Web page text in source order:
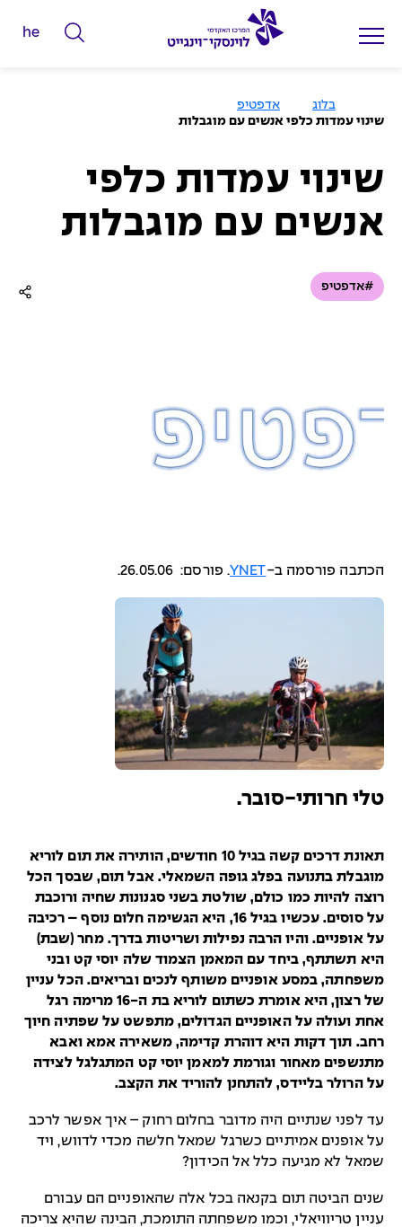
ה
ל
י
ם
he
ו
ב
י
בלוג
אדפטיפ
שינוי עמדות כלפי אנשים עם מוגבלות
שינוי עמדות כלפי
אנשים עם מוגבלות
#אדפטיפ
הכתבה פורסמה ב-YNET. פורסם: 26.05.06.
טלי חרותי-סובר.
תאונת דרכים קשה בגיל 10 חודשים, הותירה את תום לוריא
מוגבלת בתנועה בפלג גופה השמאלי. אבל תום, שבסך הכל
רוצה להיות כמו כולם, שולטת בשני סגנונות שחיה ורוכבת
על סוסים. עכשיו בגיל 16, היא הגשימה חלום נוסף – רכיבה
על אופניים. והיו הרבה נפילות ושריטות בדרך. מחר (שבת)
היא תשתתף, ביחד עם המאמן הצמוד שלה יוסי קט ובני
משפחתה, במסע אופניים משותף לנכים ובריאים. הכל עניין
של רצון, היא אומרת כשתום לוריא בת ה-16 מרימה רגל
אחת ועולה על האופניים הגדולים, מתפשט על שפתיה חיוך
רחב. תוך דקות היא דוהרת קדימה, משאירה אמא ואבא
מתנשפים מאחור וגורמת למאמן יוסי קט המתגלגל לצידה
על הרולר בליידס, להתחנן להוריד את הקצב.
עד לפני שנתיים היה מדובר בחלום רחוק – איך אפשר לרכב
על אופנים אמיתיים כשרגל שמאל חלשה מכדי לדווש, ויד
שמאל לא מגיעה כלל אל הכידון?
שנים הביטה תום בקנאה בכל אלה שהאופניים הם עבורם
עניין טריוויאלי, וכמו משפחתה התומכת, הבינה שהיא צריכה